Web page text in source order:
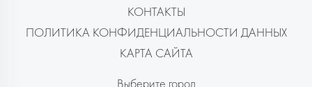
КОНТАКТЫ
ПОЛИТИКА КОНФИДЕНЦИАЛЬНОСТИ ДАННЫХ
КАРТА САЙТА
Выберите город